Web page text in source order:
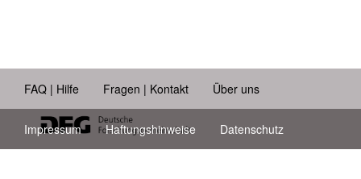
FAQ | Hilfe Fragen | Kontakt Über uns
Impressum Haftungshinweise Datenschutz